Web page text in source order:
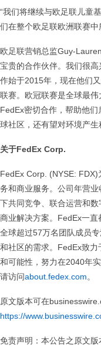
“我们将继续与欧足联儿童
们在整个欧足联欧洲联赛中
欧足联营销总监Guy-
宝贵的合作伙伴。我们很
作始于2015年，现在他们
联赛。欧冠联赛是全球最
FedEx密切合作，帮助他
球社区，还有望对环境产生
关于FedEx Corp.
FedEx Corp. (NYSE:
务和商业服务。公司年营
下共同竞争、联合运营和
商业解决方案。FedEx一
全球超过57万名团队成员
和社区的需求。FedEx致
和可能性，努力在2040年
请访问about.fedex.com。
原文版本可在
https://
免责声明：本公告之原文